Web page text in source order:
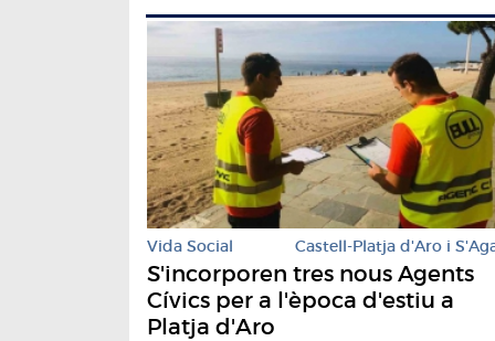
Vida Social Castell-Platja d'Aro i
S'incorporen tres nous Agents
Cívics per a l'època d'estiu a
Platja d'Aro